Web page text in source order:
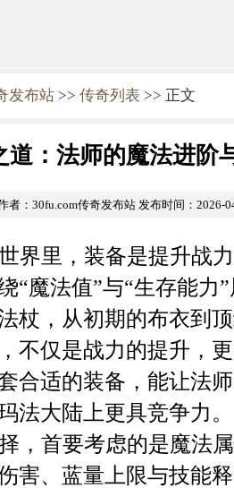
发布站 >> 传奇列表 >> 正文
道：法师的魔法进阶
者：30fu.com传奇发布站 发布时间：2026-
界里，装备是提升战
“魔法值”与“生存能力
杖，从初期的布衣到
不仅是战力的提升，
合适的装备，能让法
法大陆上更具竞争力。
，首要考虑的是魔法
害、蓝量上限与技能